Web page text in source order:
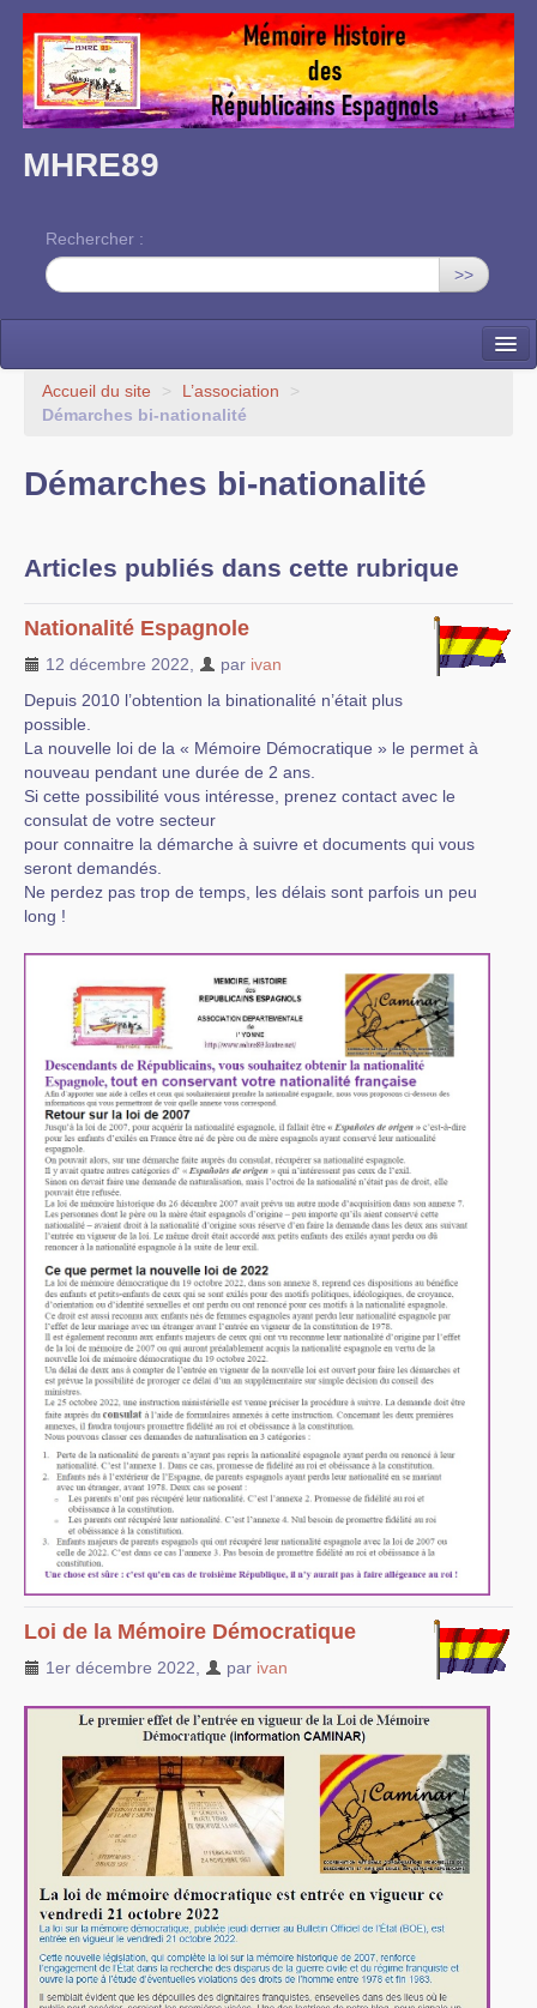
MHRE89
Rechercher :
>>
Accueil
Mémoire des RE dans l’Yonne
Liens vers d’autres sites
Bibliographie
Nous contacter
Accueil du site > L’association
>
Démarches bi-nationalité
Démarches bi-nationalité
Articles publiés dans cette rubrique
Nationalité Espagnole
12 décembre 2022 par ivan
Depuis 2010 l’obtention la binationalité n’était plus
possible.
La nouvelle loi de la « Mémoire Démocratique » le permet à
nouveau pendant une durée de 2 ans.
Si cette possibilité vous intéresse, prenez contact avec le
consulat de votre secteur
pour connaitre la démarche à suivre et documents qui vous
seront demandés.
Ne perdez pas trop de temps, les délais sont parfois un peu
long !
Loi de la Mémoire Démocratique
1er décembre 2022 par ivan